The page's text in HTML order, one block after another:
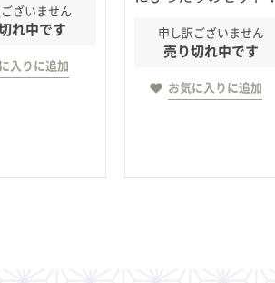
ざいません
れ中です
入りに追加
申し訳ございません
売り切れ中です
お気に入りに追加